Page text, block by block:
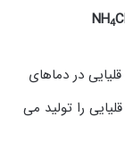
NH4
در دماهای
را تولید می